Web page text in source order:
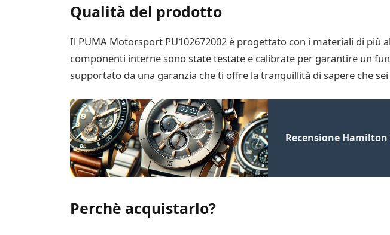
Qualità del prodotto
Il PUMA Motorsport PU102672002 è progettato con i materiali di
componenti interne sono state testate e calibrate per garantire un
supportato da una garanzia che ti offre la tranquillità di sapere che
Recensione
Perchè acquistarlo?